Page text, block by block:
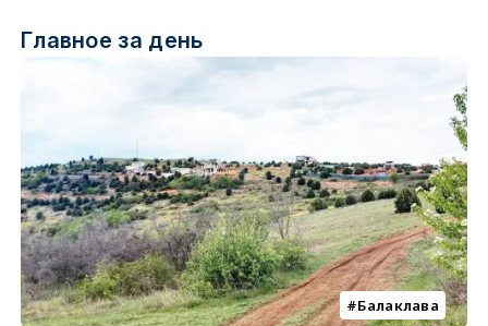
Главное за день
Балаклава